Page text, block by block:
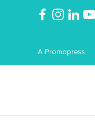
A Promopress